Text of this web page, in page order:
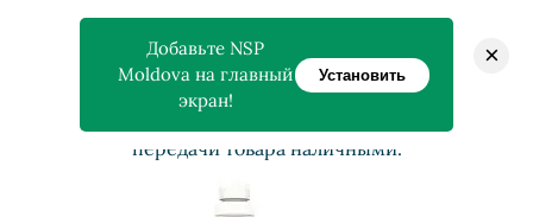
передачи товара наличными.
Добавьте NSP
Moldova на главный
экран!
Установить
×